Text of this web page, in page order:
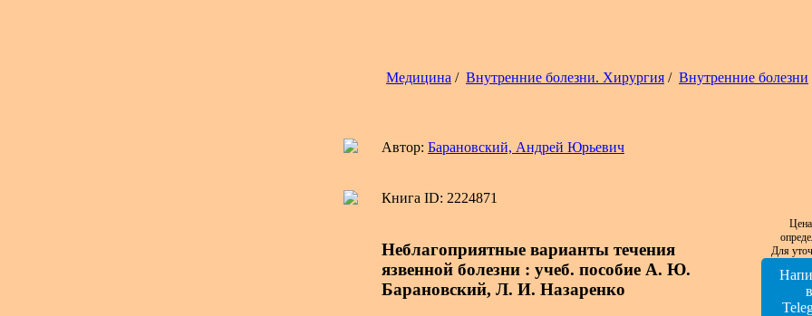
Медицина / Внутренние болезни. Хирургия / Внутренние болезни
Автор: Барановский, Андрей Юрьевич
Книга ID: 2224871
Неблагоприятные варианты течения
язвенной болезни : учеб. пособие А. Ю.
Барановский, Л. И. Назаренко
Для
в